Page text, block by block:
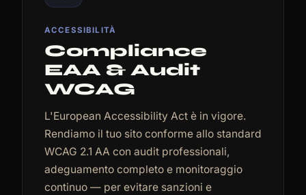
ACCESSIBILITÀ
Compliance
EAA & Audit
WCAG
L'European Accessibility Act è in vigore.
Rendiamo il tuo sito conforme allo standard
WCAG 2.1 AA con audit professionali,
adeguamento completo e monitoraggio
continuo — per evitare sanzioni e